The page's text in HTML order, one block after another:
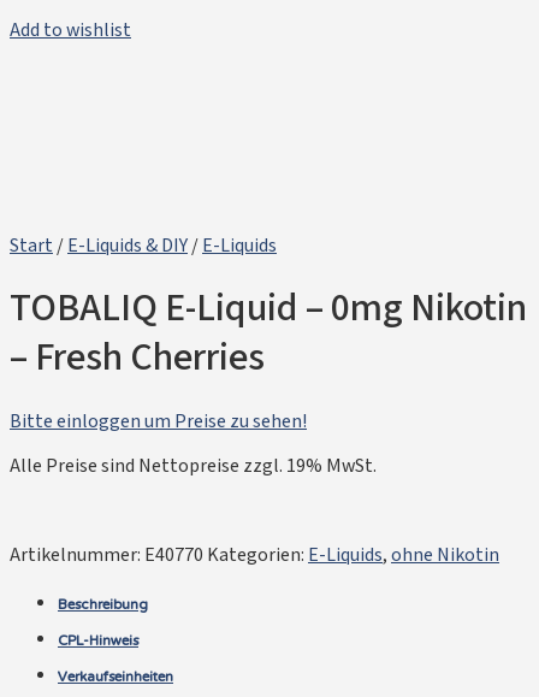
Add to wishlist
Start/E-Liquids & DIY/E-Liquids
TOBALIQ E-Liquid – 0mg Nikotin
– Fresh Cherries
Bitte einloggen um Preise zu sehen!
Alle Preise sind Nettopreise zzgl. 19% MwSt.
Artikelnummer: E40770 Kategorien: E-Liquids,ohne Nikotin
Beschreibung
CPL-Hinweis
Verkaufseinheiten